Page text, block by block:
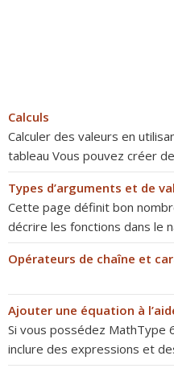
Calculs
Calculer des valeurs en
tableau Vous pouvez créer
Types d’arguments et de
Cette page définit bon
décrire les fonctions dans le
Opérateurs de chaîne et
Ajouter une équation à
Si vous possédez MathType
inclure des expressions et